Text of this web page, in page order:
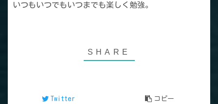
いつもいつでもいつまでも楽しく勉強。
Twitter コピー